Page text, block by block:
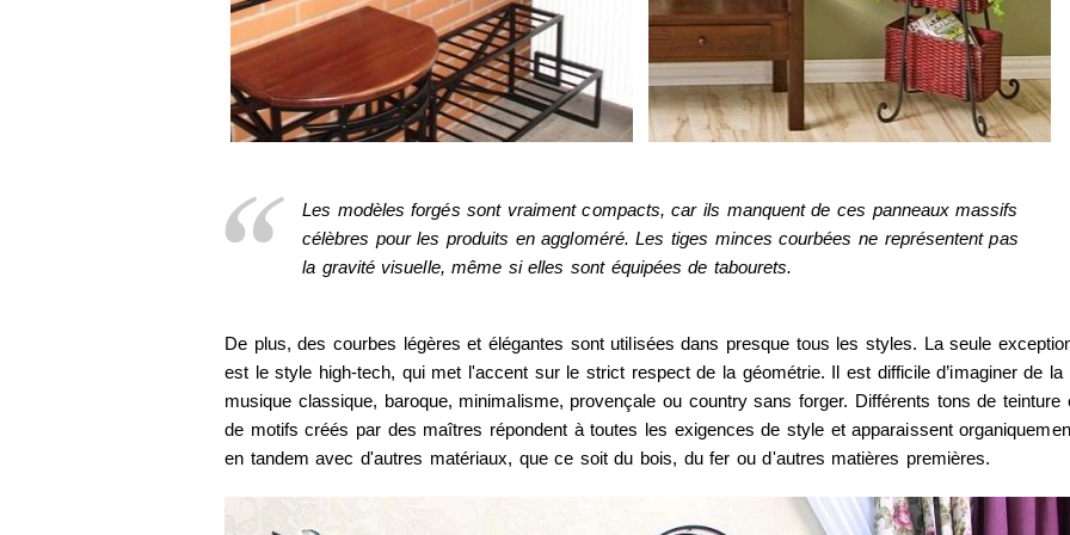
Les modèles forgés sont vraiment compacts, car ils manquent de ces panneaux massifs
célèbres pour les produits en aggloméré. Les tiges minces courbées ne représentent pas
la gravité visuelle, même si elles sont équipées de tabourets.
De plus, des courbes légères et élégantes sont utilisées dans presque tous les styles. La seule
est le style high-tech, qui met l'accent sur le strict respect de la géométrie. Il est difficile d’imaginer de la
musique classique, baroque, minimalisme, provençale ou country sans forger. Différents tons de teinture
de motifs créés par des maîtres répondent à toutes les exigences de style et apparaissent
en tandem avec d'autres matériaux, que ce soit du bois, du fer ou d'autres matières premières.